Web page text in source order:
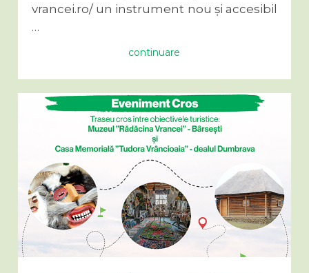
vrancei.ro/ un instrument nou și accesibil
…
continuare